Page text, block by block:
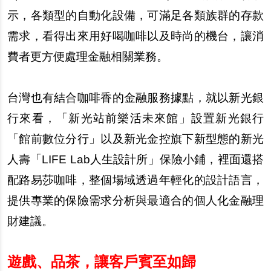
示，各類型的自動化設備，可滿足各類族群的存款
需求，看得出來用好喝咖啡以及時尚的機台，讓消
費者更方便處理金融相關業務。
台灣也有結合咖啡香的金融服務據點，就以新光銀
行來看，「新光站前樂活未來館」設置新光銀行
「館前數位分行」以及新光金控旗下新型態的新光
人壽「LIFE Lab 人生設計所」保險小鋪，裡面還搭
配路易莎咖啡，整個場域透過年輕化的設計語言，
提供專業的保險需求分析與最適合的個人化金融理
財建議。
遊戲、品茶，讓客戶賓至如歸